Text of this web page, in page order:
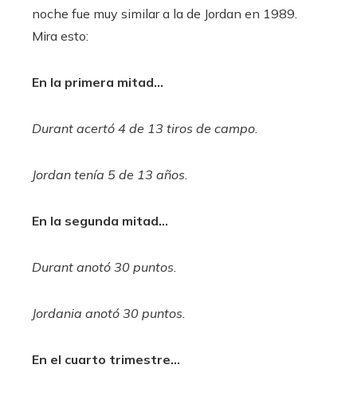
noche fue muy similar a la de Jordan en 1989.
Mira esto:
En la primera mitad…
Durant acertó 4 de 13 tiros de campo.
Jordan tenía 5 de 13 años.
En la segunda mitad…
Durant anotó 30 puntos.
Jordania anotó 30 puntos.
En el cuarto trimestre…